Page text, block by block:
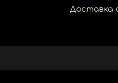
Доставка